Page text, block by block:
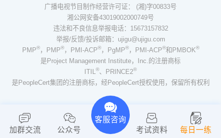
广播电视节目制作经营许可证： (湘)字00833号
湘公网安备43019002000749号
违法和不良信息举报电话：15673157832
举报/反馈/投诉邮箱：ujigu@ujigu.com
PMP®，PMP®，PMI-ACP®，PgMP®，PMI-ACP®和PMBOK®
是Project Management Institute，Inc.的注册商标
ITIL ®、PRINCE2®
是PeopleCert集团的注册商标，经PeopleCert授权使用，保留所有权利
加群交流 公众号
客服咨询
考试资料
每日一练